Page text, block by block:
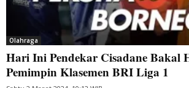
Olahraga
Hari Ini Pendekar Cisadane Bakal
Pemimpin Klasemen BRI Liga 1